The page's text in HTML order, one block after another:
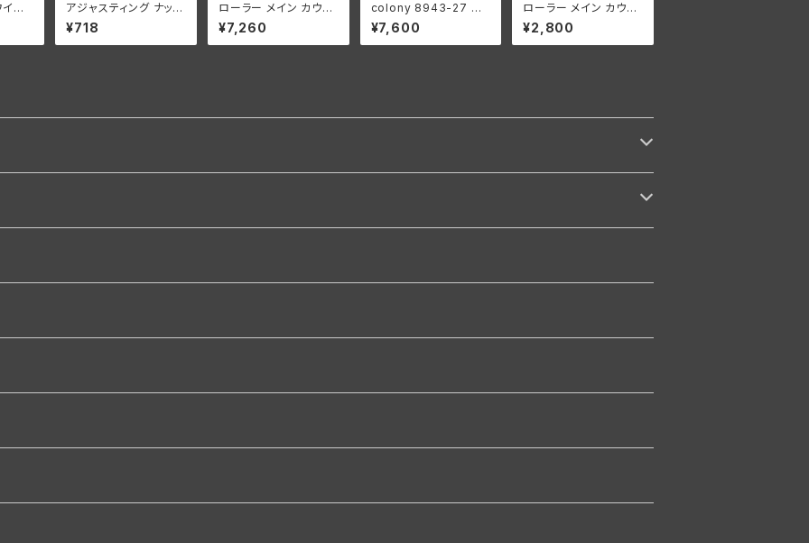
ヤ
ドソ
アジャスティング ナット
ハーレーダビッドソン
全スプリンガーモデル
パーカーライズド
¥718
ローラー メイン カウン
ターシャフト 0008"オ
ーバーサイズ 24個 ハ
ーレーダビッドソン
¥7,260
colony 8943-27 ヘ
ッドランプ レストレー
ションキット
¥7,600
ローラー メイン カウン
ターシャフト 0008" オ
ーバーサイズ 24個
¥2,800